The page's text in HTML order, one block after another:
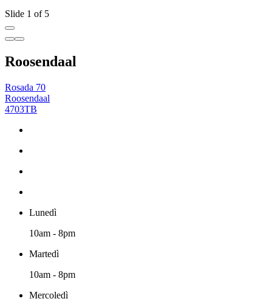
Slide 1 of 5
Roosendaal
Rosada 70
Roosendaal
4703TB
Lunedì
10am - 8pm
Martedì
10am - 8pm
Mercoledì